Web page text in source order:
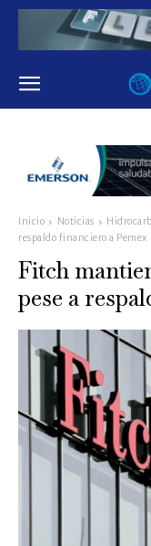
Inicio Noticias
respaldo financiero a Pemex
Fitch
pese a